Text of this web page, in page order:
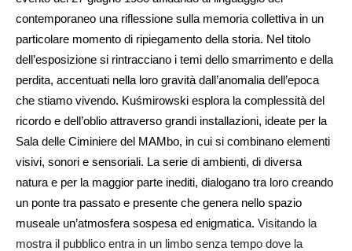
contemporaneo una riflessione sulla memoria collettiva in un
particolare momento di ripiegamento della storia. Nel titolo
dell’esposizione si rintracciano i temi dello smarrimento e della
perdita, accentuati nella loro gravità dall’anomalia dell’epoca
che stiamo vivendo. Kuśmirowski esplora la complessità del
ricordo e dell’oblio attraverso grandi installazioni, ideate per la
Sala delle Ciminiere del MAMbo, in cui si combinano elementi
visivi, sonori e sensoriali. La serie di ambienti, di diversa
natura e per la maggior parte inediti, dialogano tra loro creando
un ponte tra passato e presente che genera nello spazio
museale un’atmosfera sospesa ed enigmatica. Visitando la
mostra il pubblico entra in un limbo senza tempo dove la